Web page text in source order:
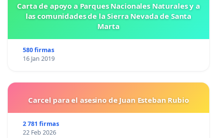
Carta de apoyo a Parques Nacionales Naturales y a
las comunidades de la Sierra Nevada de Santa
Marta
580 firmas
16 Jan 2019
Carcel para el asesino de Juan Esteban Rubio
2 781 firmas
22 Feb 2026